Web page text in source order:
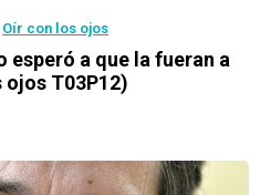
Oír con los ojos
esperó a que la fueran a
ojos T03P12)